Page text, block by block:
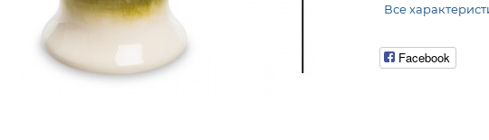
Все
Facebook